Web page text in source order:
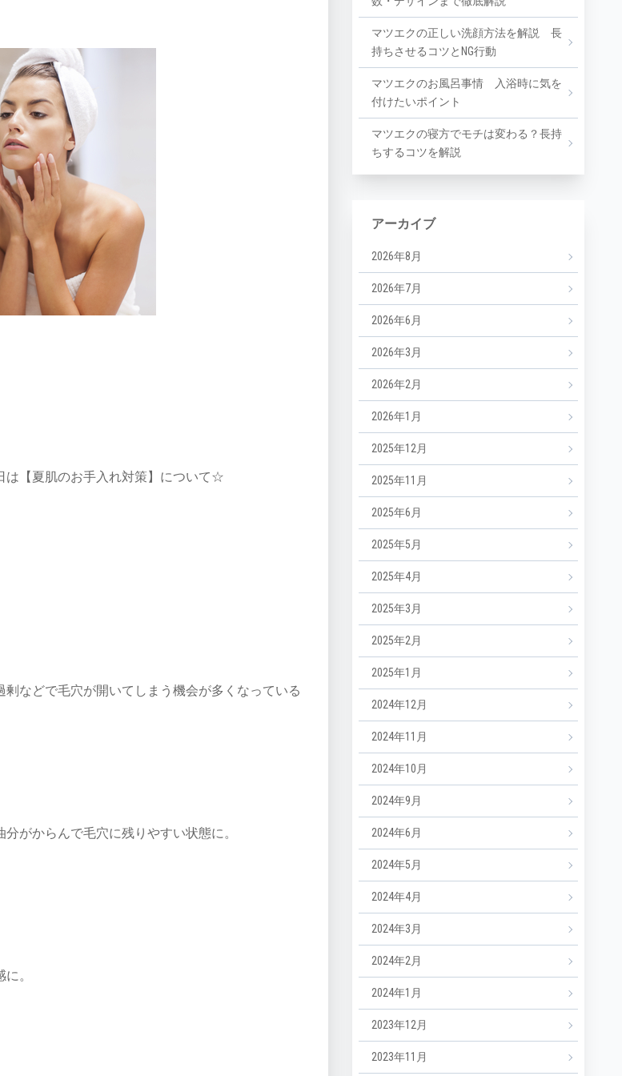
は【夏肌のお手入れ対策】について☆
などで毛穴が開いてしまう機会が多くなっている
がからんで毛穴に残りやすい状態に。
。
マツエクの正しい洗顔方法を解説 長
持ちさせるコツとNG行動
マツエクのお風呂事情 入浴時に気を
付けたいポイント
マツエクの寝方でモチは変わる？長持
ちするコツを解説
アーカイブ
2026年8月
2026年7月
2026年6月
2026年3月
2026年2月
2026年1月
2025年12月
2025年11月
2025年6月
2025年5月
2025年4月
2025年3月
2025年2月
2025年1月
2024年12月
2024年11月
2024年10月
2024年9月
2024年6月
2024年5月
2024年4月
2024年3月
2024年2月
2024年1月
2023年12月
2023年11月